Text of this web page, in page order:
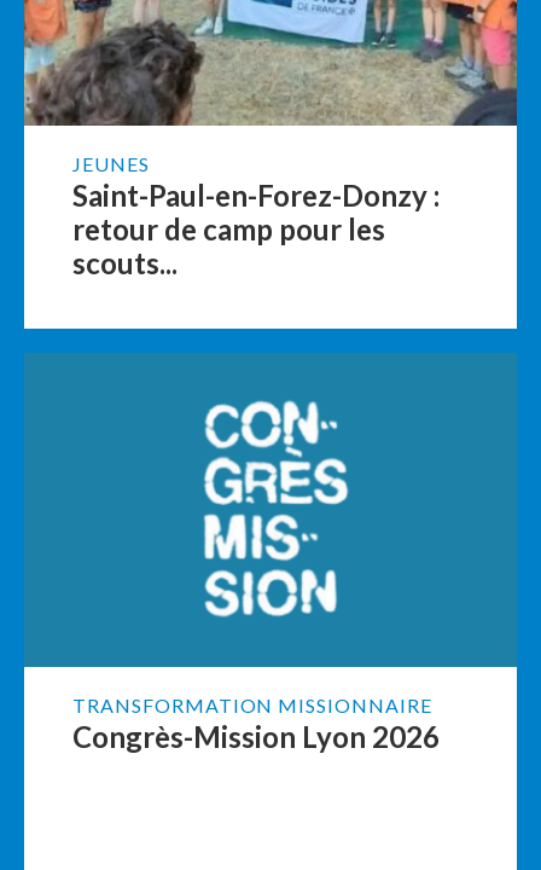
JEUNES
Saint-Paul-en-Forez-Donzy :
retour de camp pour les
scouts...
TRANSFORMATION MISSIONNAIRE
Congrès-Mission Lyon 2026